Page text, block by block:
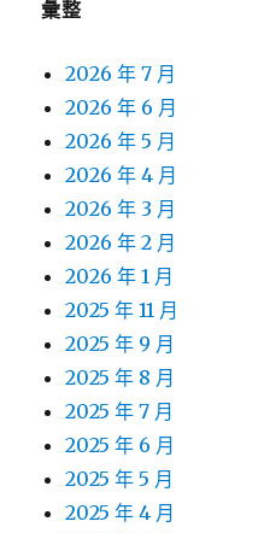
彙整
2026 年 7 月
2026 年 6 月
2026 年 5 月
2026 年 4 月
2026 年 3 月
2026 年 2 月
2026 年 1 月
2025 年 11 月
2025 年 9 月
2025 年 8 月
2025 年 7 月
2025 年 6 月
2025 年 5 月
2025 年 4 月